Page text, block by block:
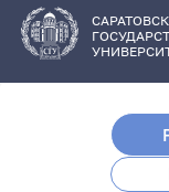
основному
содержанию